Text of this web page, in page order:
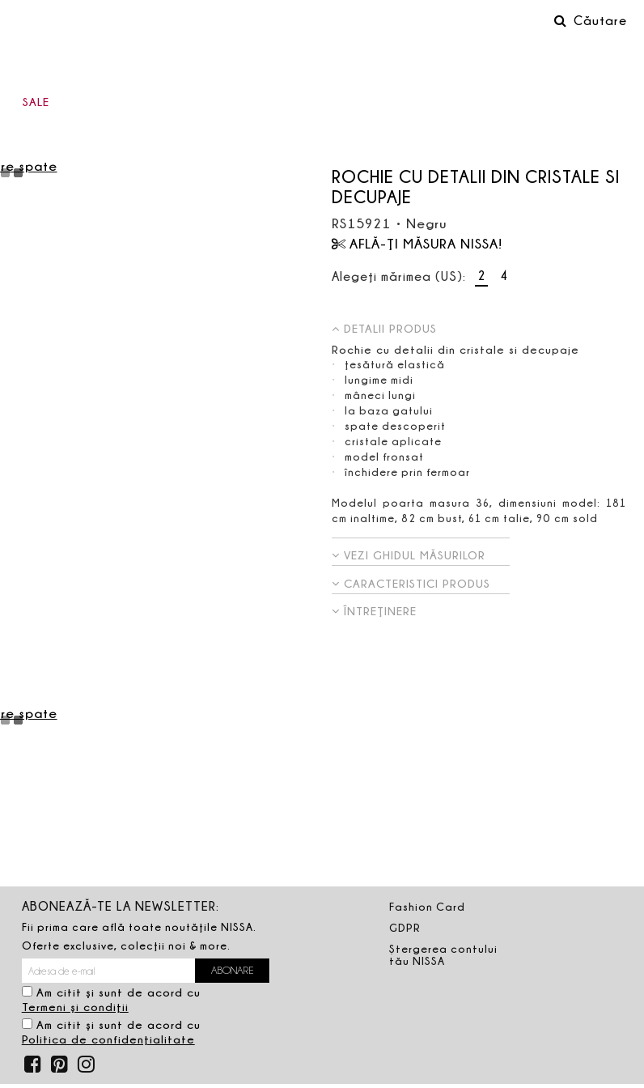
Căutare
SALE
ROCHIE CU DETALII DIN CRISTALE SI
DECUPAJE
RS15921 • Negru
AFLĂ-ŢI MĂSURA NISSA!
Alegeţi mărimea (US): 2 4
DETALII PRODUS
Rochie cu detalii din cristale si decupaje
ţesătură elastică
lungime midi
mâneci lungi
la baza gatului
spate descoperit
cristale aplicate
model fronsat
închidere prin fermoar
Modelul poarta masura 36, dimensiuni model: 181
cm inaltime, 82 cm bust, 61 cm talie, 90 cm sold
VEZI GHIDUL MĂSURILOR
CARACTERISTICI PRODUS
ÎNTREŢINERE
ABONEAZĂ-TE LA NEWSLETTER:
Fii prima care află toate noutăţile NISSA.
Oferte exclusive, colecţii noi & more.
Am citit şi sunt de acord cu
Termeni şi condiţii
Am citit şi sunt de acord cu
Politica de confidenţialitate
Fashion Card
GDPR
Ștergerea contului
tău NISSA